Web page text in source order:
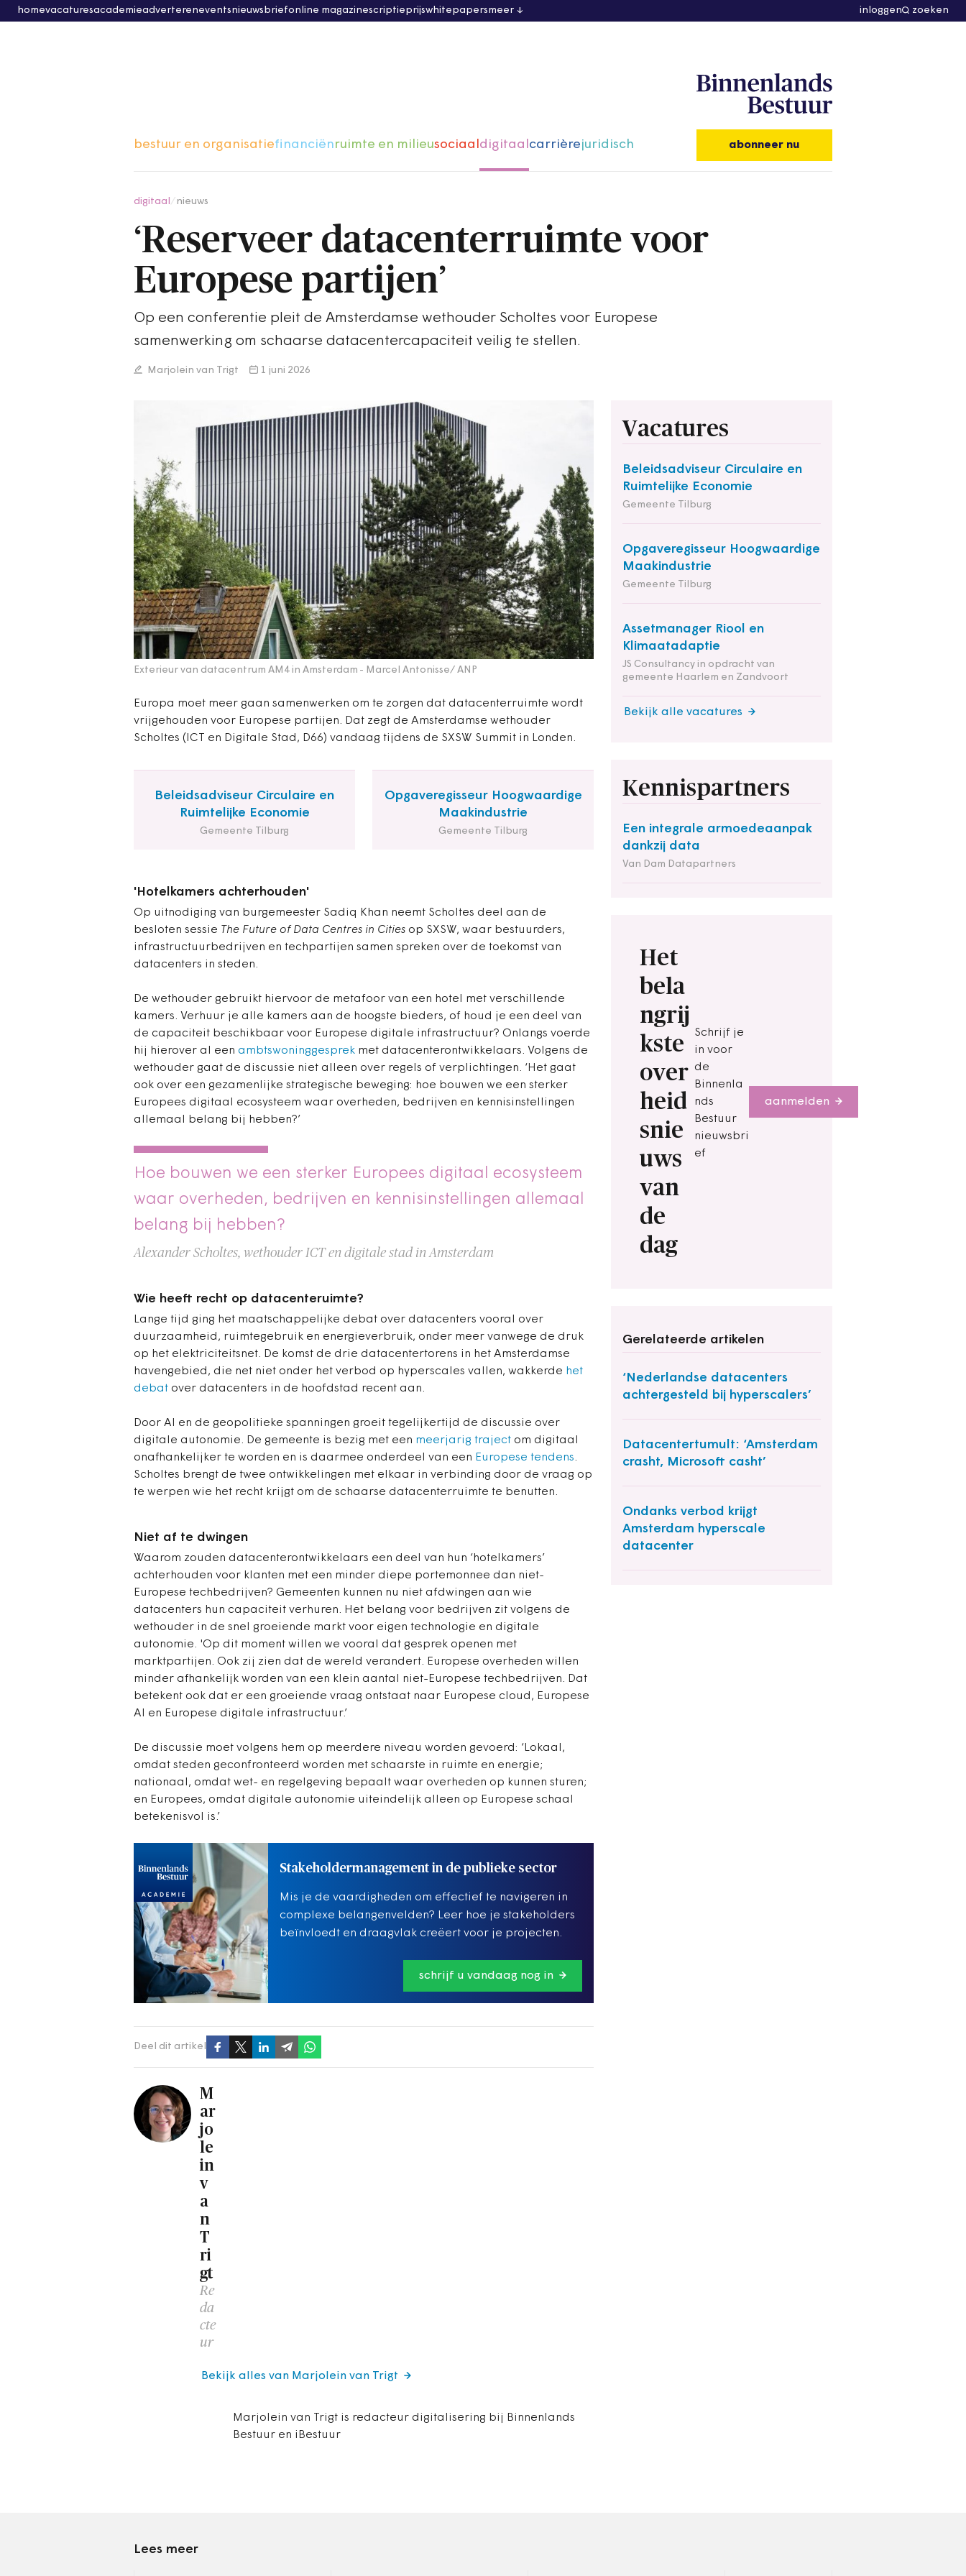
homevacaturesacademieadvertereneventsnieuwsbriefonline magazinescriptieprijswhitepapersmeer inloggen zoeken
bestuur en organisatiefinanciënruimte en milieusociaaldigitaalcarrièrejuridisch abonneer nu
digitaal nieuws
‘Reserveer datacenterruimte voor
Europese partijen’
Op een conferentie pleit de Amsterdamse wethouder Scholtes voor Europese
samenwerking om schaarse datacentercapaciteit veilig te stellen.
Marjolein van Trigt 1 juni 2026
Exterieur van datacentrum AM4 in Amsterdam - Marcel Antonisse/ ANP
Europa moet meer gaan samenwerken om te zorgen dat datacenterruimte wordt
vrijgehouden voor Europese partijen. Dat zegt de Amsterdamse wethouder
Scholtes (ICT en Digitale Stad, D66) vandaag tijdens de SXSW Summit in Londen.
Beleidsadviseur Circulaire en
Ruimtelijke Economie
Gemeente Tilburg
Opgaveregisseur Hoogwaardige
Maakindustrie
Gemeente Tilburg
'Hotelkamers achterhouden'
Op uitnodiging van burgemeester Sadiq Khan neemt Scholtes deel aan de
besloten sessie The Future of Data Centres in Cities op SXSW, waar bestuurders,
infrastructuurbedrijven en techpartijen samen spreken over de toekomst van
datacenters in steden.
Vacatures
Beleidsadviseur Circulaire en
Ruimtelijke Economie
Gemeente Tilburg
Opgaveregisseur Hoogwaardige
Maakindustrie
Gemeente Tilburg
Assetmanager Riool en
Klimaatadaptie
JS Consultancy in opdracht van
gemeente Haarlem en Zandvoort
Bekijk alle vacatures
Kennispartners
Een integrale armoedeaanpak
dankzij data
Van Dam Datapartners
Het
bela
ngrij
kste
over
heid
snie
uws
van
de
dag
Schrijf je
in voor
de
Binnenla
nds
Bestuur
nieuwsbri
ef
aanmelden
Gerelateerde artikelen
‘Nederlandse datacenters
achtergesteld bij hyperscalers’
Datacentertumult: ‘Amsterdam
crasht, Microsoft casht’
Ondanks verbod krijgt
Amsterdam hyperscale
datacenter
De wethouder gebruikt hiervoor de metafoor van een hotel met verschillende
kamers. Verhuur je alle kamers aan de hoogste bieders, of houd je een deel van
de capaciteit beschikbaar voor Europese digitale infrastructuur? Onlangs voerde
hij hierover al een ambtswoninggesprek met datacenterontwikkelaars. Volgens de
wethouder gaat de discussie niet alleen over regels of verplichtingen. ‘Het gaat
ook over een gezamenlijke strategische beweging: hoe bouwen we een sterker
Europees digitaal ecosysteem waar overheden, bedrijven en kennisinstellingen
allemaal belang bij hebben?’
Hoe bouwen we een sterker Europees digitaal ecosysteem
waar overheden, bedrijven en kennisinstellingen allemaal
belang bij hebben?
Alexander Scholtes, wethouder ICT en digitale stad in Amsterdam
Wie heeft recht op datacenteruimte?
Lange tijd ging het maatschappelijke debat over datacenters vooral over
duurzaamheid, ruimtegebruik en energieverbruik, onder meer vanwege de druk
op het elektriciteitsnet. De komst de drie datacentertorens in het Amsterdamse
havengebied, die net niet onder het verbod op hyperscales vallen, wakkerde het
debat over datacenters in de hoofdstad recent aan.
Door AI en de geopolitieke spanningen groeit tegelijkertijd de discussie over
digitale autonomie. De gemeente is bezig met een meerjarig traject om digitaal
onafhankelijker te worden en is daarmee onderdeel van een Europese tendens.
Scholtes brengt de twee ontwikkelingen met elkaar in verbinding door de vraag op
te werpen wie het recht krijgt om de schaarse datacenterruimte te benutten.
Niet af te dwingen
Waarom zouden datacenterontwikkelaars een deel van hun ‘hotelkamers’
achterhouden voor klanten met een minder diepe portemonnee dan niet-
Europese techbedrijven? Gemeenten kunnen nu niet afdwingen aan wie
datacenters hun capaciteit verhuren. Het belang voor bedrijven zit volgens de
wethouder in de snel groeiende markt voor eigen technologie en digitale
autonomie. 'Op dit moment willen we vooral dat gesprek openen met
marktpartijen. Ook zij zien dat de wereld verandert. Europese overheden willen
minder afhankelijk worden van een klein aantal niet-Europese techbedrijven. Dat
betekent ook dat er een groeiende vraag ontstaat naar Europese cloud, Europese
AI en Europese digitale infrastructuur.’
De discussie moet volgens hem op meerdere niveau worden gevoerd: ‘Lokaal,
omdat steden geconfronteerd worden met schaarste in ruimte en energie;
nationaal, omdat wet- en regelgeving bepaalt waar overheden op kunnen sturen;
en Europees, omdat digitale autonomie uiteindelijk alleen op Europese schaal
betekenisvol is.’
Stakeholdermanagement in de publieke sector
Mis je de vaardigheden om effectief te navigeren in
complexe belangenvelden? Leer hoe je stakeholders
beïnvloedt en draagvlak creëert voor je projecten.
schrijf u vandaag nog in
Deel dit artikel
M
ar
jo
le
in
v
a
n
T
ri
gt
Re
da
cte
ur
Marjolein van Trigt is redacteur digitalisering bij Binnenlands
Bestuur en iBestuur
Bekijk alles van Marjolein van Trigt
Lees meer